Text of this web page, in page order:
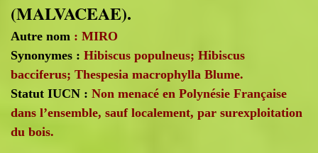
(MALVACEAE).
Autre nom : MIRO
Synonymes : Hibiscus populneus; Hibiscus
bacciferus; Thespesia macrophylla Blume.
Statut IUCN : Non menacé en Polynésie Française
dans l’ensemble, sauf localement, par surexploitation
du bois.